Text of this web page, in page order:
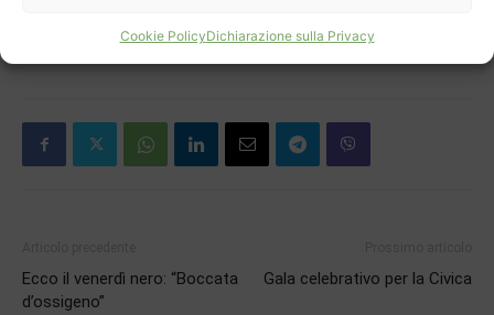
Cookie PolicyDichiarazione sulla Privacy
Lugano Tigers U23 SAV Vacallo
Ecco il venerdì nero: “Boccata
d’ossigeno”
Gala celebrativo per la Civica